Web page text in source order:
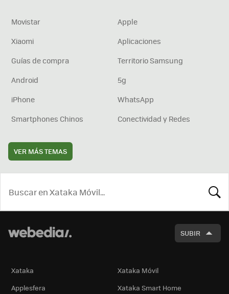
Movistar
Apple
Xiaomi
Aplicaciones
Guías de compra
Territorio Samsung
Android
5g
iPhone
WhatsApp
Smartphones Chinos
Conectividad y Redes
VER MÁS TEMAS
SUBIR
Xataka
Xataka Móvil
Applesfera
Xataka Smart Home